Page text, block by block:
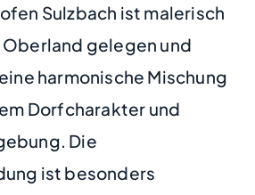
Sulzbach ist malerisch
gelegen und
harmonische Mischung
Dorfcharakter und
Die
ist besonders